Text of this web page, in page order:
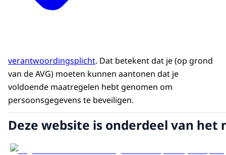
verantwoordingsplicht. Dat betekent dat je (op grond
van de AVG) moeten kunnen aantonen dat je
voldoende maatregelen hebt genomen om
persoonsgegevens te beveiligen.
Deze website is onderdeel van